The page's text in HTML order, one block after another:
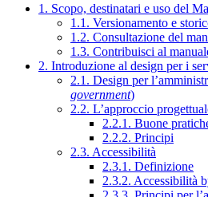
1. Scopo, destinatari e uso del
1.1. Versionamento e
1.2. Consultazione del
1.3. Contribuisci al
2. Introduzione al design per i
2.1. Design per
government)
2.2. L’approccio
2.2.1. Buone
2.2.2. Principi
2.3. Accessibilità
2.3.1. Definizione
2.3.2. Accessibilità